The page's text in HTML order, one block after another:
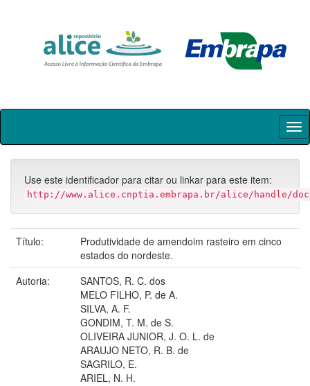
Skip
Use este identificador para citar ou linkar para este item:
http://www.alice.cnptia.embrapa.br/alice/handle/
Título:
Produtividade de amendoim rasteiro em cinco
estados do nordeste.
Autoria:
SANTOS, R. C. dos
MELO FILHO, P. de A.
SILVA, A. F.
GONDIM, T. M. de S.
OLIVEIRA JUNIOR, J. O. L. de
ARAUJO NETO, R. B. de
SAGRILO, E.
ARIEL, N. H.